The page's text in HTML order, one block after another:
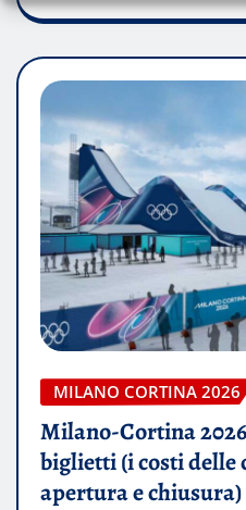
MILANO CORTINA 2026
Milano-Cortina
biglietti (i costi delle
apertura e chiusura)